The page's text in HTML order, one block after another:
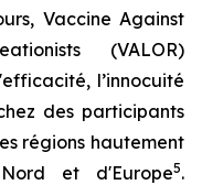
Vaccine Against
(VALOR)
l’innocuité
des participants
régions hautement
et d'Europe5.